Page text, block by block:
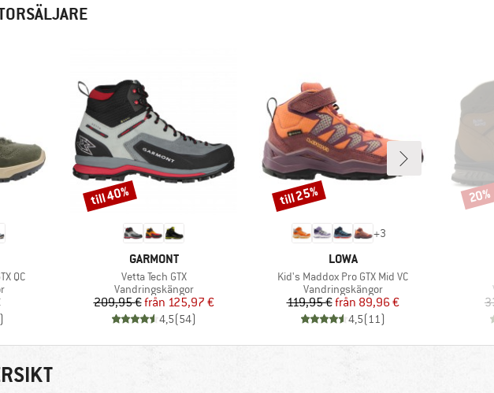
QC
)
VARUMÄRKE
GARMONT
Produkter
Vetta Tech GTX
Produktgrupp
Vandringskängor
Pris
209,95 € Reducerat pris
från 125,97 €
4,5(54)
Rabatt
till 40%
+3
VARUMÄRKE
LOWA
Produkter
Kid's Maddox Pro GTX Mid VC
Produktgrupp
Vandringskängor
Pris
119,95 € Reducerat pris
från 89,96 €
4,5(11)
Rabatt
till 25% 20%